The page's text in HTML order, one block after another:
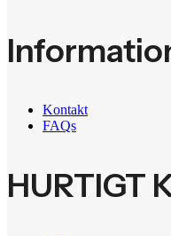
Kontakt
FAQs
HURTIGT